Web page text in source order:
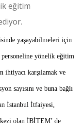
eğitim
yaşayabilmeleri için
yönelik eğitim
ihtiyacı karşılamak ve
sayısını ve buna bağlı
İstanbul İtfaiyesi,
olan İBİTEM’ de